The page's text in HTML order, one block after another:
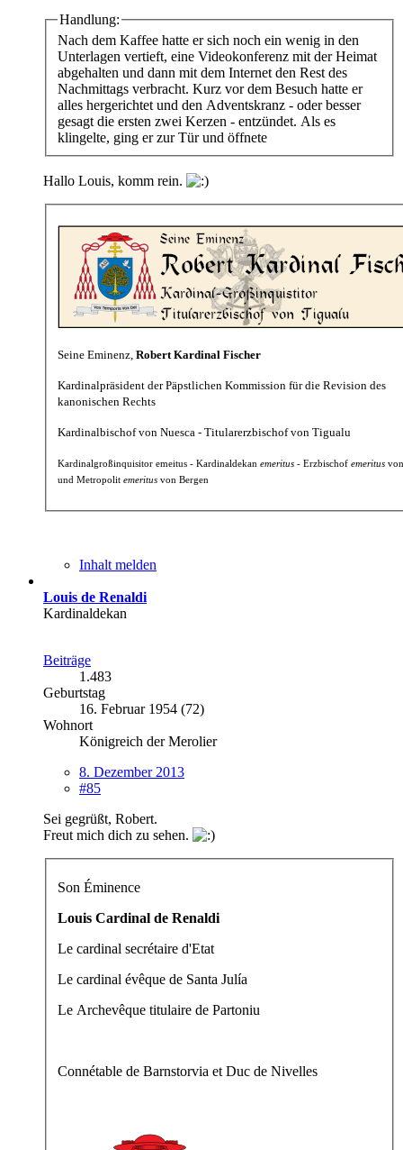
Handlung:
Nach dem Kaffee hatte er sich noch ein wenig in den
Unterlagen vertieft, eine Videokonferenz mit der Heimat
abgehalten und dann mit dem Internet den Rest des
Nachmittags verbracht. Kurz vor dem Besuch hatte er
alles hergerichtet und den Adventskranz - oder besser
gesagt die ersten zwei Kerzen - entzündet. Als es
klingelte, ging er zur Tür und öffnete
Hallo Louis, komm rein.
Seine Eminenz, Robert Kardinal Fischer
Kardinalpräsident der Päpstlichen Kommission für die Revision des
kanonischen Rechts
Kardinalbischof von Nuesca - Titularerzbischof von Tigualu
Kardinalgroßinquisitor emeitus - Kardinaldekan emeritus - Erzbischof emeritus
und Metropolit emeritus von Bergen
Inhalt melden
Louis de Renaldi
Kardinaldekan
Beiträge
1.483
Geburtstag
16. Februar 1954 (72)
Wohnort
Königreich der Merolier
8. Dezember 2013
#85
Sei gegrüßt, Robert.
Freut mich dich zu sehen.
Son Éminence
Louis Cardinal de Renaldi
Le cardinal secrétaire d'Etat
Le cardinal évêque de Santa Julía
Le Archevêque titulaire de Partoniu
Connétable de Barnstorvia et Duc de Nivelles